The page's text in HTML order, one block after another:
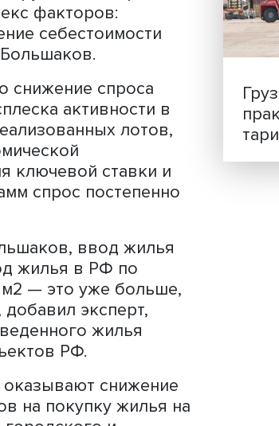
несколько лет рост цен
2022 года средняя цена на
120 тыс. рублей за м2. То
практически вдвое — на
90 тыс. рублей — выросла
комплекс факторов:
себестоимости
Большаков.
снижение спроса
всплеска активности в
реализованных лотов,